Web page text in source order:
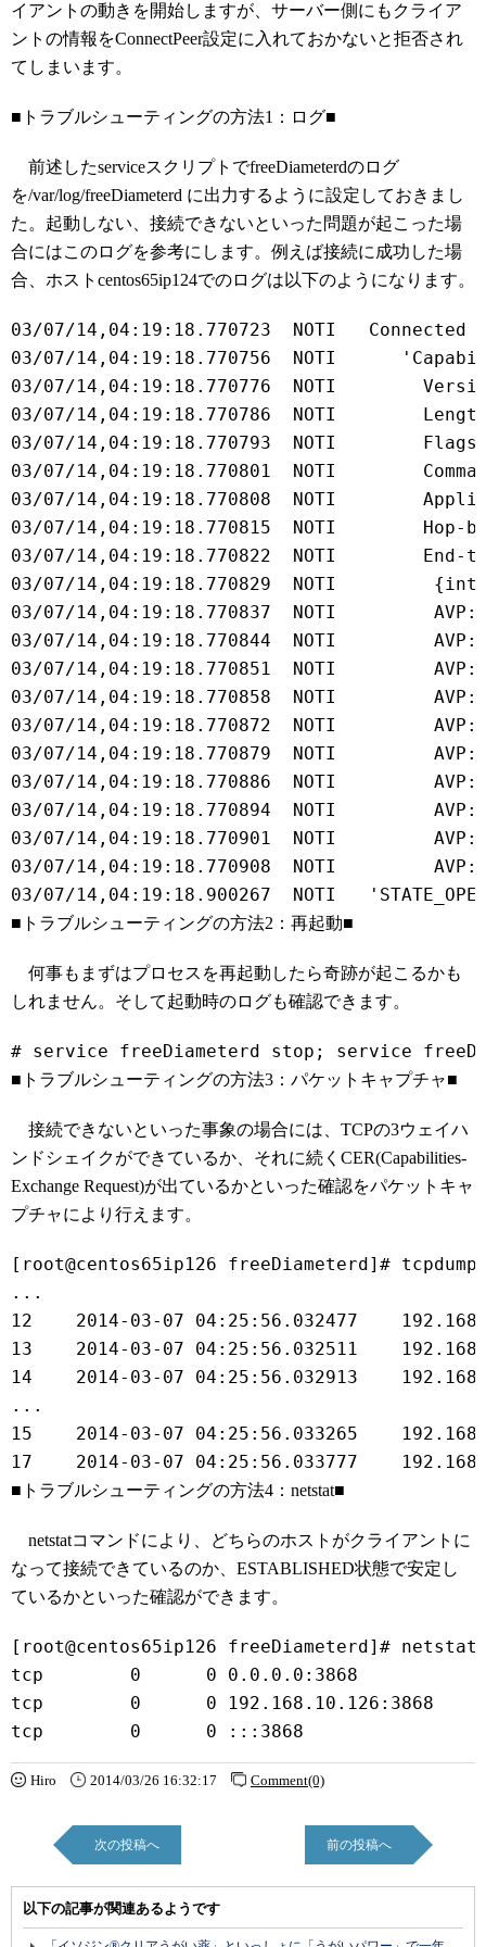
イアントの動きを開始しますが、サーバー側にもクライア
ントの情報をConnectPeer設定に入れておかないと拒否され
てしまいます。
■トラブルシューティングの方法1：ログ■
前述したserviceスクリプトでfreeDiameterdのログ
を/var/log/freeDiameterd に出力するように設定しておきまし
た。起動しない、接続できないといった問題が起こった場
合にはこのログを参考にします。例えば接続に成功した場
合、ホストcentos65ip124でのログは以下のようになります。
03/07/14,04:19:18.770723  NOTI
03/07/14,04:19:18.770756  NOTI
03/07/14,04:19:18.770776  NOTI
03/07/14,04:19:18.770786  NOTI
03/07/14,04:19:18.770793  NOTI
03/07/14,04:19:18.770801  NOTI
03/07/14,04:19:18.770808  NOTI
03/07/14,04:19:18.770815  NOTI
03/07/14,04:19:18.770822  NOTI
03/07/14,04:19:18.770829  NOTI
03/07/14,04:19:18.770837  NOTI
03/07/14,04:19:18.770844  NOTI
03/07/14,04:19:18.770851  NOTI
03/07/14,04:19:18.770858  NOTI
03/07/14,04:19:18.770872  NOTI
03/07/14,04:19:18.770879  NOTI
03/07/14,04:19:18.770886  NOTI
03/07/14,04:19:18.770894  NOTI
03/07/14,04:19:18.770901  NOTI
03/07/14,04:19:18.770908  NOTI
■トラブルシューティングの方法2：再起動■
何事もまずはプロセスを再起動したら奇跡が起こるかも
しれません。そして起動時のログも確認できます。
■トラブルシューティングの方法3：パケットキャプチャ■
接続できないといった事象の場合には、TCPの3ウェイハ
ンドシェイクができているか、それに続くCER(Capabilities-
Exchange Request)が出ているかといった確認をパケットキャ
プチャにより行えます。
[root@centos65ip126 freeDiameterd]#
...
12    2014-03-07 04:25:56.032477
13    2014-03-07 04:25:56.032511
14    2014-03-07 04:25:56.032913
...
15    2014-03-07 04:25:56.033265
■トラブルシューティングの方法4：netstat■
netstatコマンドにより、どちらのホストがクライアントに
なって接続できているのか、ESTABLISHED状態で安定し
ているかといった確認ができます。
[root@centos65ip126 freeDiameterd]#
tcp        0      0 0.0.0.0:3868
tcp        0      0 192.168.10.126:3868
Hiro 2014/03/26 16:32:17 Comment(0)
次の投稿へ 前の投稿へ
以下の記事が関連あるようです